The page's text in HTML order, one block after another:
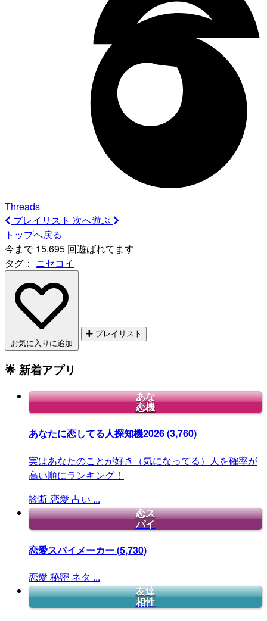
Threads
プレイリスト 次へ遊ぶ
トップへ戻る
今まで 15,695 回遊ばれてます
タグ： ニセコイ
お気に入りに追加
プレイリスト
🌟 新着アプリ
あな
恋機
あなたに恋してる人探知機2026(3,760)
実はあなたのことが好き（気になってる）人を確率が
高い順にランキング！
診断恋愛 占い ...
恋ス
パイ
恋愛スパイメーカー(5,730)
恋愛 秘密 ネタ ...
友達
相性